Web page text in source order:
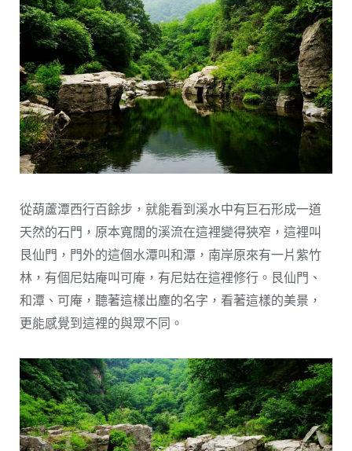
從葫蘆潭西行百餘步，就能看到溪水中有巨石形成一道
天然的石門，原本寬闊的溪流在這裡變得狹窄，這裡叫
艮仙門，門外的這個水潭叫和潭，南岸原來有一片紫竹
林，有個尼姑庵叫可庵，有尼姑在這裡修行。艮仙門、
和潭、可庵，聽著這樣出塵的名字，看著這樣的美景，
更能感覺到這裡的與眾不同。